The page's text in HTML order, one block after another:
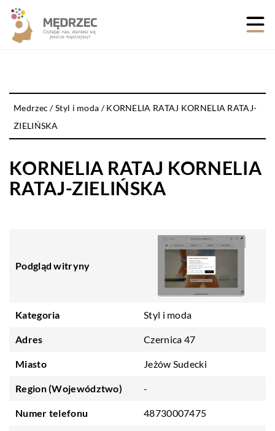
Medrzec /Styl i moda /KORNELIA RATAJ KORNELIA RATAJ-
ZIELIŃSKA
KORNELIA RATAJ KORNELIA
RATAJ-ZIELIŃSKA
Podgląd witryny
Kategoria Styl i moda
Adres Czernica 47
Miasto Jeżów Sudecki
Region (Województwo) -
Numer telefonu 48730007475